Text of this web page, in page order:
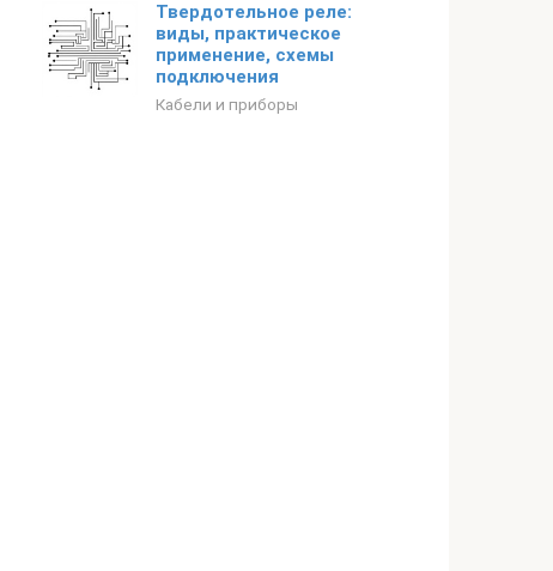
Твердотельное реле:
виды, практическое
применение, схемы
подключения
Кабели и приборы